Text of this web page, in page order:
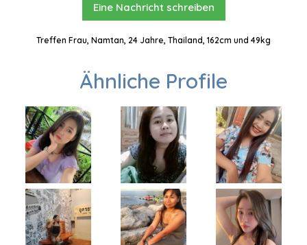
Eine Nachricht schreiben
Treffen Frau, Namtan, 24 Jahre, Thailand, 162cm und 49kg
Ähnliche Profile